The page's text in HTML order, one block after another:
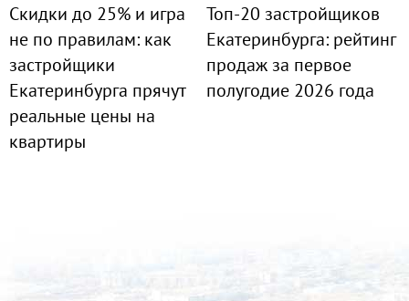
Скидки до 25% и игра
не по правилам: как
застройщики
Екатеринбурга прячут
реальные цены на
квартиры
Топ-20 застройщиков
Екатеринбурга: рейтинг
продаж за первое
полугодие 2026 года